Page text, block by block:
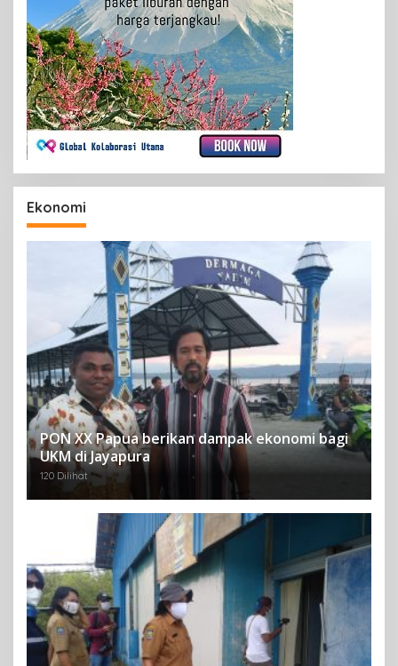
Ekonomi
PON XX Papua berikan dampak ekonomi bagi
UKM di Jayapura
120 Dilihat